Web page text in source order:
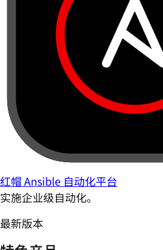
红帽 Ansible 自动化平台
实施企业级自动化。
最新版本